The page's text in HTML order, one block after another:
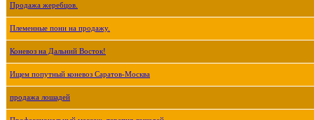
Продажа жеребцов.
Племенные пони на продажу.
Коневоз на Дальний Восток!
Ищем попутный коневоз Саратов-Москва
продажа лошадей